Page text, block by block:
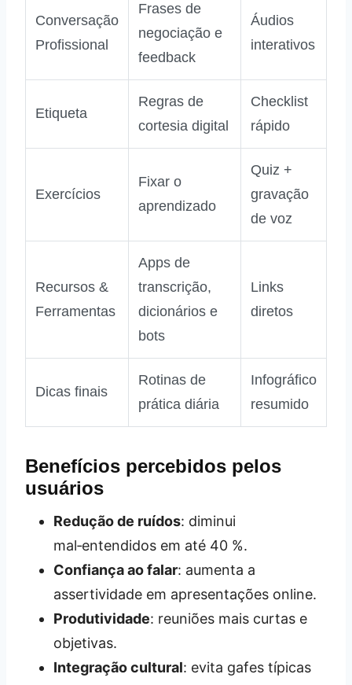
Conversação
Profissional
Frases de
negociação e
feedback
Áudios
interativos
Etiqueta
Regras de
cortesia digital
Checklist
rápido
Exercícios
Fixar o
aprendizado
Quiz +
gravação
de voz
Recursos &
Ferramentas
Apps de
transcrição,
dicionários e
bots
Links
diretos
Dicas finais
Rotinas de
prática diária
Infográfico
resumido
Benefícios percebidos pelos
usuários
Redução de ruídos: diminui
mal‑entendidos em até 40 %.
Confiança ao falar: aumenta a
assertividade em apresentações online.
Produtividade: reuniões mais curtas e
objetivas.
Integração cultural: evita gafes típicas